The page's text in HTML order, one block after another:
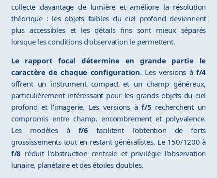
collecte davantage de lumière et améliore la résolution
théorique : les objets faibles du ciel profond deviennent
plus accessibles et les détails fins sont mieux séparés
lorsque les conditions d'observation le permettent.
Le rapport focal détermine en grande partie le
caractère de chaque configuration. Les versions à f/4
offrent un instrument compact et un champ généreux,
particulièrement intéressant pour les grands objets du ciel
profond et l'imagerie. Les versions àf/5 recherchent un
compromis entre champ, encombrement et polyvalence.
Les modèles à f/6 facilitent l'obtention de forts
grossissements tout en restant généralistes. Le 150/1200 à
f/8 réduit l'obstruction centrale et privilégie l'observation
lunaire, planétaire et des étoiles doubles.